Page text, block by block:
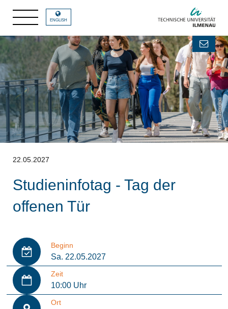
TU Ilmenau/ari
ENGLISH
22.05.2027
Studieninfotag - Tag der
offenen Tür
Beginn
Sa. 22.05.2027
Zeit
10:00 Uhr
Ort